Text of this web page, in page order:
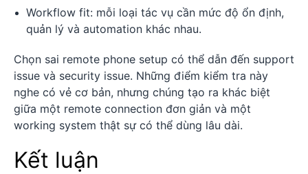
Workflow fit: mỗi loại tác vụ cần mức độ ổn định,
quản lý và automation khác nhau.
Chọn sai remote phone setup có thể dẫn đến support
issue và security issue. Những điểm kiểm tra này
nghe có vẻ cơ bản, nhưng chúng tạo ra khác biệt
giữa một remote connection đơn giản và một
working system thật sự có thể dùng lâu dài.
Kết luận